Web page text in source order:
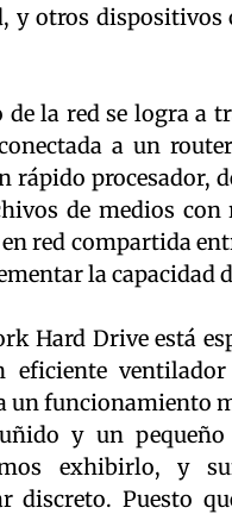
y otros dispositivos
la red se logra a
a un
rápido procesador,
de medios
red compartida
la capacidad
Hard Drive está
un funcionamiento
y un
exhibirlo, y
discreto. Puesto